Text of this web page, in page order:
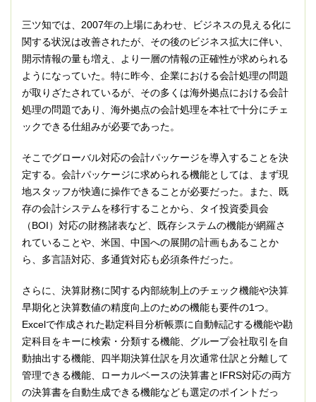
三ツ知では、2007年の上場にあわせ、ビジネスの見える化に
関する状況は改善されたが、その後のビジネス拡大に伴い、
開示情報の量も増え、より一層の情報の正確性が求められる
ようになっていた。特に昨今、企業における会計処理の問題
が取りざたされているが、その多くは海外拠点における会計
処理の問題であり、海外拠点の会計処理を本社で十分にチェ
ックできる仕組みが必要であった。
そこでグローバル対応の会計パッケージを導入することを決
定する。会計パッケージに求められる機能としては、まず現
地スタッフが快適に操作できることが必要だった。また、既
存の会計システムを移行することから、タイ投資委員会
（BOI）対応の財務諸表など、既存システムの機能が網羅さ
れていることや、米国、中国への展開の計画もあることか
ら、多言語対応、多通貨対応も必須条件だった。
さらに、決算財務に関する内部統制上のチェック機能や決算
早期化と決算数値の精度向上のための機能も要件の1つ。
Excelで作成された勘定科目分析帳票に自動転記する機能や勘
定科目をキーに検索・分類する機能、グループ会社取引を自
動抽出する機能、四半期決算仕訳を月次通常仕訳と分離して
管理できる機能、ローカルベースの決算書とIFRS対応の両方
の決算書を自動生成できる機能なども選定のポイントだっ